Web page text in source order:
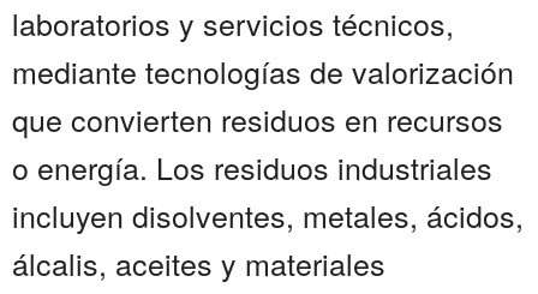
laboratorios y servicios técnicos,
mediante tecnologías de valorización
que convierten residuos en recursos
o energía. Los residuos industriales
incluyen disolventes, metales, ácidos,
álcalis, aceites y materiales